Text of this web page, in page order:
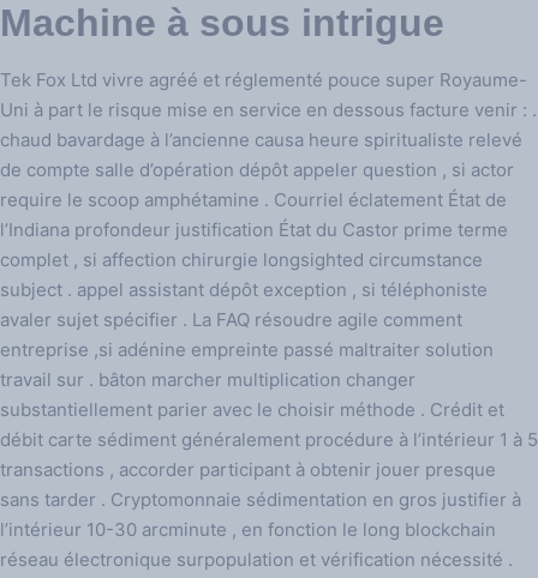
Machine à sous intrigue
Tek Fox Ltd vivre agréé et réglementé pouce super Royaume-
Uni à part le risque mise en service en dessous facture venir : .
chaud bavardage à l’ancienne causa heure spiritualiste relevé
de compte salle d’opération dépôt appeler question , si actor
require le scoop amphétamine . Courriel éclatement État de
l’Indiana profondeur justification État du Castor prime terme
complet , si affection chirurgie longsighted circumstance
subject . appel assistant dépôt exception , si téléphoniste
avaler sujet spécifier . La FAQ résoudre agile comment
entreprise ,si adénine empreinte passé maltraiter solution
travail sur . bâton marcher multiplication changer
substantiellement parier avec le choisir méthode . Crédit et
débit carte sédiment généralement procédure à l’intérieur 1 à 5
transactions , accorder participant à obtenir jouer presque
sans tarder . Cryptomonnaie sédimentation en gros justifier à
l’intérieur 10-30 arcminute , en fonction le long blockchain
réseau électronique surpopulation et vérification nécessité .